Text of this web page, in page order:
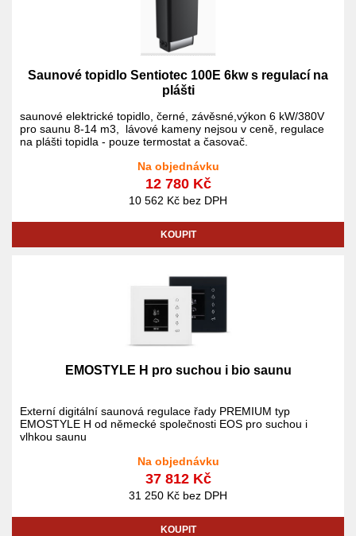
Saunové topidlo Sentiotec 100E 6kw s regulací na
plášti
saunové elektrické topidlo, černé, závěsné,výkon 6 kW/380V
pro saunu 8-14 m3, lávové kameny nejsou v ceně, regulace
na plášti topidla - pouze termostat a časovač.
Na objednávku
12 780 Kč
10 562 Kč bez DPH
KOUPIT
EMOSTYLE H pro suchou i bio saunu
Externí digitální saunová regulace řady PREMIUM typ
EMOSTYLE H od německé společnosti EOS pro suchou i
vlhkou saunu
Na objednávku
37 812 Kč
31 250 Kč bez DPH
KOUPIT